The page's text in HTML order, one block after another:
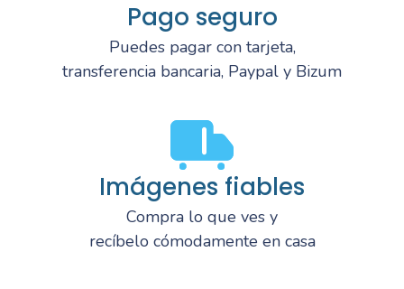
Pago seguro
Puedes pagar con tarjeta,
transferencia bancaria, Paypal y Bizum
Imágenes fiables
Compra lo que ves y
recíbelo cómodamente en casa